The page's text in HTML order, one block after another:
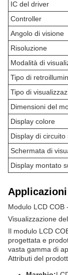
IC del driver
Controller
Angolo di visione
Risoluzione
Modalità di
Tipo di
Tipo di
Dimensioni del
Display colore
Display di circuito
Schermata di
Display montato
Modulo LCD COB
Visualizzazione
Il modulo LCD
progettata e
vasta gamma di
Attributi del